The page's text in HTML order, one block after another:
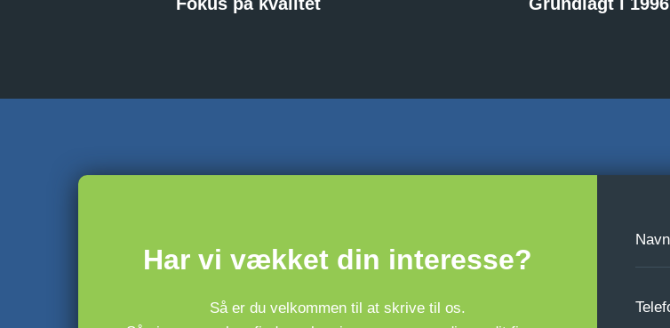
​Har vi vækket din interesse?
Så er du velkommen til at skrive til os.